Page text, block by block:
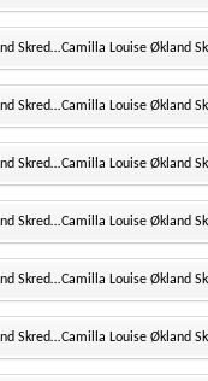
Camilla Louise Økland Skredderberget
Camilla Louise Økland Skredderberget
Camilla Louise Økland Skredderberget
Camilla Louise Økland Skredderberget
Camilla Louise Økland Skredderberget
Camilla Louise Økland Skredderberget